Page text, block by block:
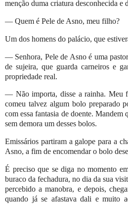
menção duma criatura desconhecida e
— Quem é Pele de Asno, meu filho?
Um dos homens do palácio, que
— Senhora, Pele de Asno é uma
de sujeira, que guarda carneiros e
propriedade real.
— Não importa, disse a rainha. Meu
comeu talvez algum bolo preparado
com essa fantasia de doente. Mandem
sem demora um desses bolos.
Emissários partiram a galope para a
Asno, a fim de encomendar o bolo
É preciso que se diga no momento
buraco da fechadura, no dia da sua
percebido a manobra, e depois,
quando já se afastava dali e muito